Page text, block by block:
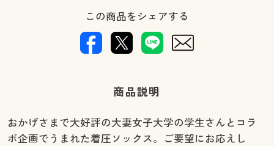
この商品をシェアする
商品説明
おかげさまで大好評の大妻女子大学の学生さんとコラ
ボ企画でうまれた着圧ソックス。ご要望にお応えし